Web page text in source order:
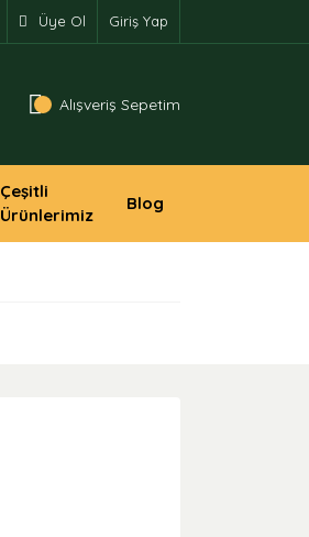
Üye Ol Giriş Yap
Alışveriş Sepetim
Çeşitli
Ürünlerimiz
Blog